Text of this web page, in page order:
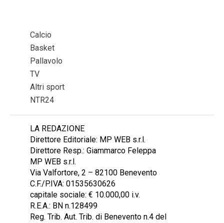
Calcio
Basket
Pallavolo
TV
Altri sport
NTR24
LA REDAZIONE
Direttore Editoriale: MP WEB s.r.l.
Direttore Resp.: Giammarco Feleppa
MP WEB s.r.l.
Via Valfortore, 2 – 82100 Benevento
C.F./P.IVA: 01535630626
capitale sociale: € 10.000,00 i.v.
R.E.A.: BN n.128499
Reg. Trib. Aut. Trib. di Benevento n.4 del